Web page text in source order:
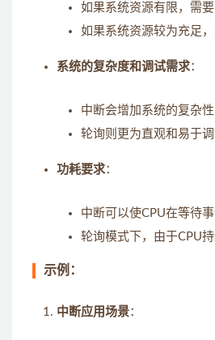
如果系统资源有限，需
如果系统资源较为充足
系统的复杂度和调试需求：
中断会增加系统的复杂
轮询则更为直观和易于
功耗要求：
中断可以使CPU在等待
轮询模式下，由于CPU
示例：
中断应用场景：